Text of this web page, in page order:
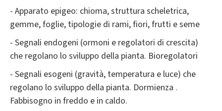
- Apparato epigeo: chioma, struttura scheletrica,
gemme, foglie, tipologie di rami, fiori, frutti e seme
- Segnali endogeni (ormoni e regolatori di crescita)
che regolano lo sviluppo della pianta. Bioregolatori
- Segnali esogeni (gravità, temperatura e luce) che
regolano lo sviluppo della pianta. Dormienza .
Fabbisogno in freddo e in caldo.